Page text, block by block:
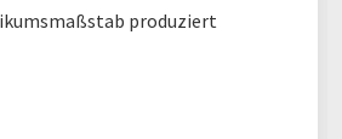
produziert